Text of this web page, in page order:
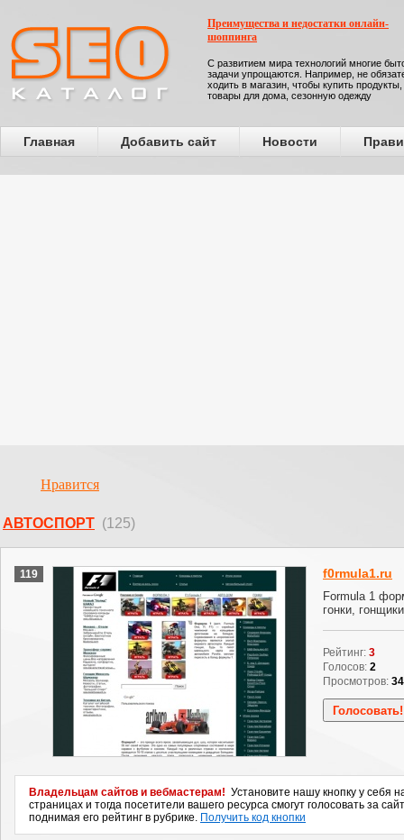
Преимущества и недостатки онлайн-
шоппинга
С развитием мира технологий многие
задачи упрощаются. Например, не
ходить в магазин, чтобы купить продукты,
товары для дома, сезонную одежду
Главная Добавить сайт Новости
Нравится
АВТОСПОРТ (125)
119 f0rmula1.ru
Formula 1
гонки,
Рейтинг: 3
Голосов: 2
Просмотров:
Владельцам сайтов и вебмастерам! Установите нашу кнопку у себя
страницах и тогда посетители вашего ресурса смогут голосовать за
поднимая его рейтинг в рубрике. Получить код кнопки